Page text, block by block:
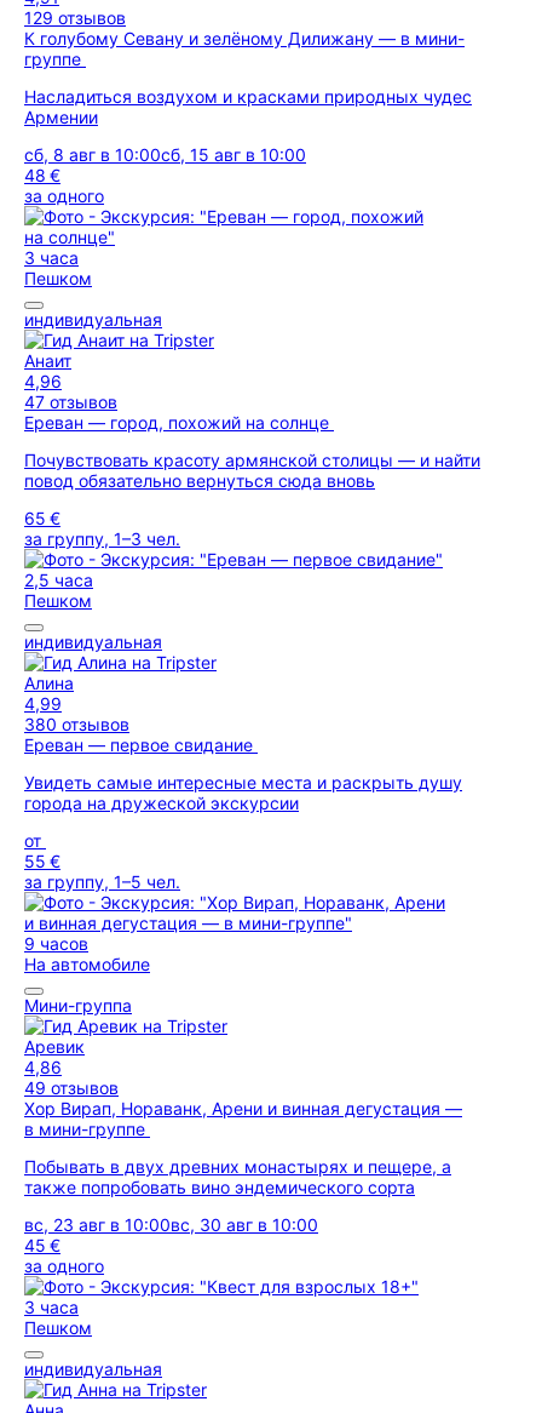
129 отзывов
К голубому Севану и зелёному Дилижану — в мини-
группе
Насладиться воздухом и красками природных чудес
Армении
сб, 8 авг в 10:00сб, 15 авг в 10:00
48 €
за одного
3 часа
Пешком
индивидуальная
Анаит
4,96
47 отзывов
Ереван — город, похожий на солнце
Почувствовать красоту армянской столицы — и найти
повод обязательно вернуться сюда вновь
65 €
за группу, 1–3 чел.
2,5 часа
Пешком
индивидуальная
Алина
4,99
380 отзывов
Ереван — первое свидание
Увидеть самые интересные места и раскрыть душу
города на дружеской экскурсии
от
55 €
за группу, 1–5 чел.
9 часов
На автомобиле
Мини-группа
Аревик
4,86
49 отзывов
Хор Вирап, Нораванк, Арени и винная дегустация —
в мини-группе
Побывать в двух древних монастырях и пещере, а
также попробовать вино эндемического сорта
вс, 23 авг в 10:00вс, 30 авг в 10:00
45 €
за одного
3 часа
Пешком
индивидуальная